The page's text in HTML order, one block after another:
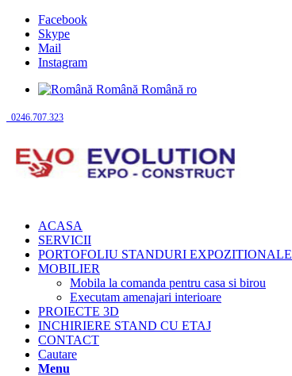
Facebook
Skype
Mail
Instagram
Română Română ro
0246.707.323
ACASA
SERVICII
PORTOFOLIU STANDURI EXPOZITIONALE
MOBILIER
Mobila la comanda pentru casa si birou
Executam amenajari interioare
PROIECTE 3D
INCHIRIERE STAND CU ETAJ
CONTACT
Cautare
Menu